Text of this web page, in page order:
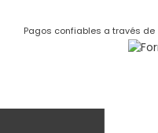
Pagos confiables a través de